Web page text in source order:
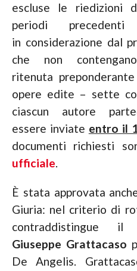
escluse le riedizioni
periodi
in considerazione dal
che non
ritenuta
opere edite – sette
ciascun autore
essere inviate entro il
documenti richiesti
ufficiale.
È stata approvata
Giuria: nel criterio di
contraddistingue il
Giuseppe Grattacaso
De Angelis.